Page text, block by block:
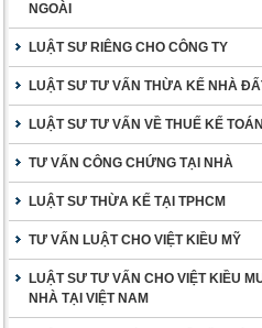
NGOÀI
LUẬT SƯ RIÊNG CHO CÔNG TY
LUẬT SƯ TƯ VẤN THỪA KẾ NHÀ
LUẬT SƯ TƯ VẤN VỀ THUẾ KẾ TOÁN
TƯ VẤN CÔNG CHỨNG TẠI NHÀ
LUẬT SƯ THỪA KẾ TẠI TPHCM
TƯ VẤN LUẬT CHO VIỆT KIỀU MỸ
LUẬT SƯ TƯ VẤN CHO VIỆT KIỀU
NHÀ TẠI VIỆT NAM